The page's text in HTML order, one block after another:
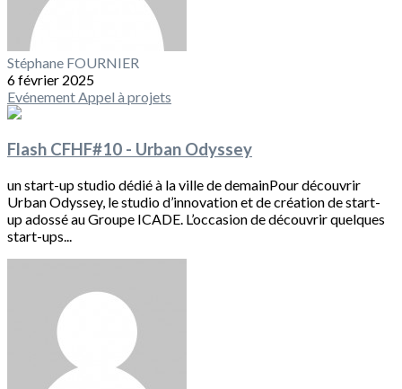
Stéphane FOURNIER
6 février 2025
EvénementAppel à projets
Flash CFHF#10 - Urban Odyssey
un start-up studio dédié à la ville de demainPour découvrir
Urban Odyssey, le studio d’innovation et de création de start-
up adossé au Groupe ICADE. L’occasion de découvrir quelques
start-ups...